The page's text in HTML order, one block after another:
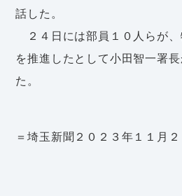
話した。
２４日には部員１０人らが
を推進したとして小田智一署
た。
＝埼玉新聞２０２３年１１月